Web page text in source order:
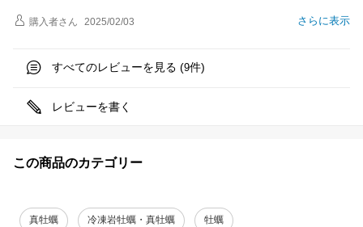
さらに表示
購入者さん 2025/02/03
すべてのレビューを見る (9件)
レビューを書く
この商品のカテゴリー
真牡蠣 冷凍岩牡蠣・真牡蠣 牡蠣